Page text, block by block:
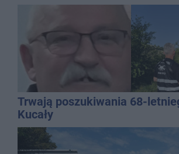
Trwają poszukiwania 68-
Kucały